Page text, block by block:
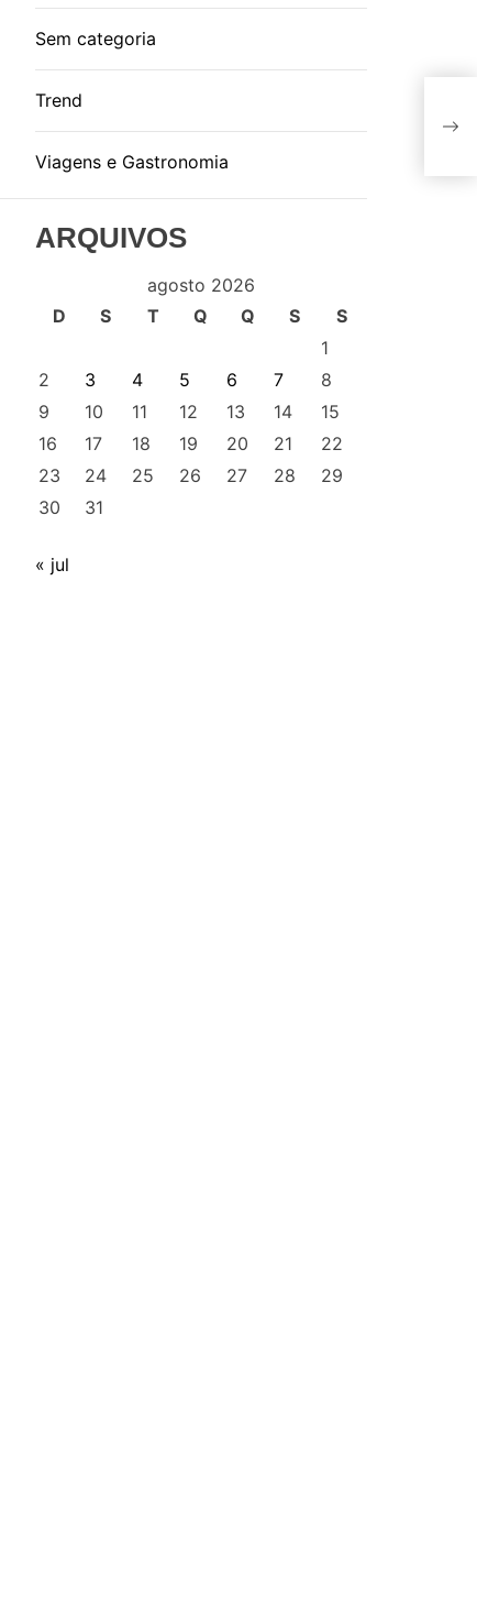
Sem categoria
Trend
Viagens e Gastronomia
ARQUIVOS
agosto 2026
D
S T Q Q S
S
1
2
3 4 5 6 7
8
9
10 11 12 13 14
15
16
17 18 19 20 21
22
23
24 25 26 27 28
29
30
31
« jul